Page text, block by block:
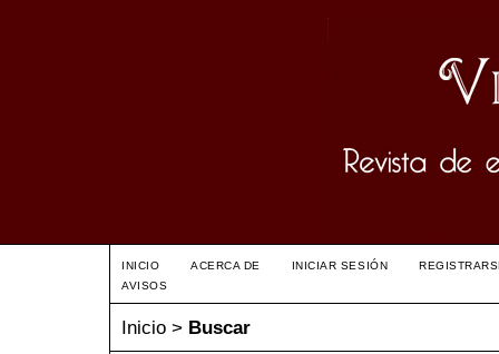
INICIO ACERCA DE INICIAR SESIÓN
AVISOS
Inicio > Buscar